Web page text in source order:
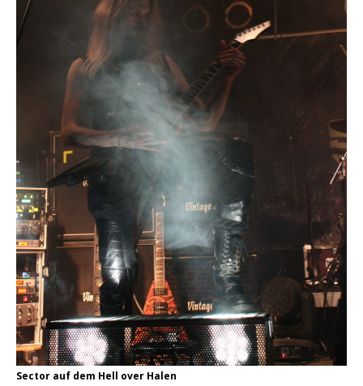
Sector auf dem Hell over Halen